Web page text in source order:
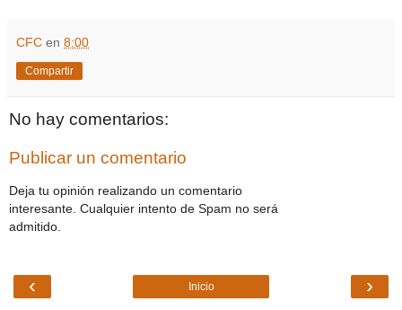
CFC en 8:00
Compartir
No hay comentarios:
Publicar un comentario
Deja tu opinión realizando un comentario
interesante. Cualquier intento de Spam no será
admitido.
‹ ›
Inicio